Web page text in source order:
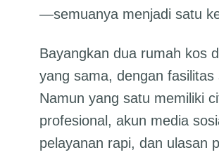
—semuanya menjadi satu
Bayangkan dua rumah kos
yang sama, dengan fasilitas
Namun yang satu memiliki
profesional, akun media
pelayanan rapi, dan ulasan